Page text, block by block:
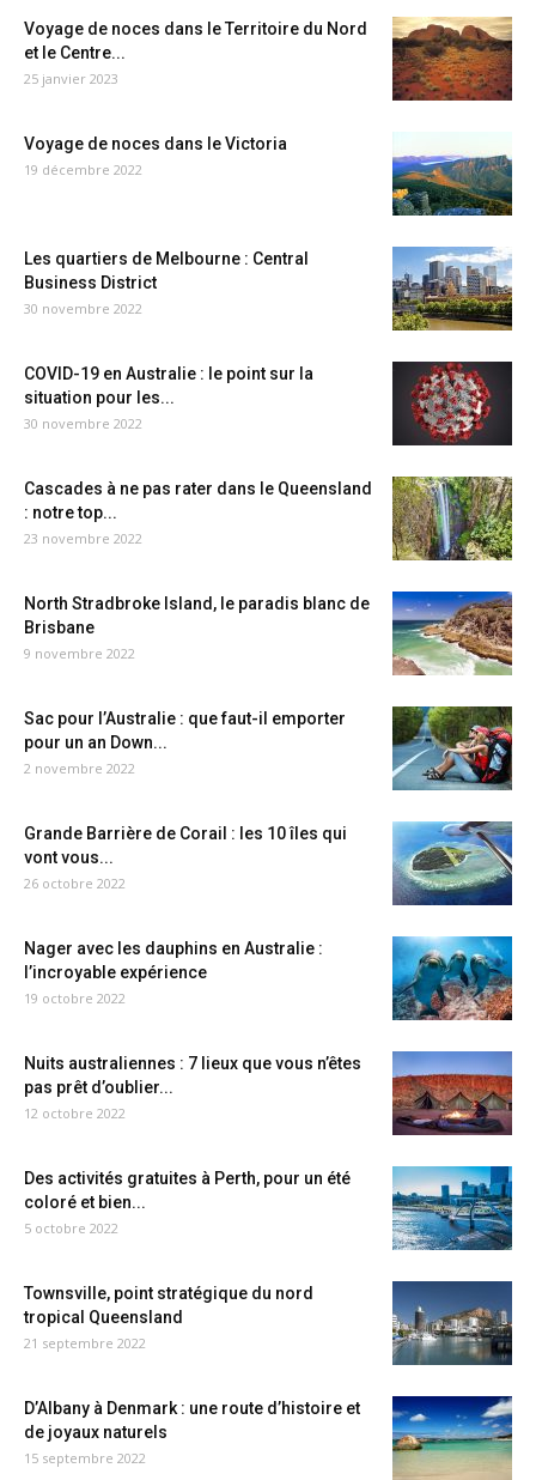
Voyage de noces dans le Territoire du Nord
et le Centre...
25 janvier 2023
Voyage de noces dans le Victoria
19 décembre 2022
Les quartiers de Melbourne : Central
Business District
30 novembre 2022
COVID-19 en Australie : le point sur la
situation pour les...
30 novembre 2022
Cascades à ne pas rater dans le Queensland
: notre top...
23 novembre 2022
North Stradbroke Island, le paradis blanc de
Brisbane
9 novembre 2022
Sac pour l’Australie : que faut-il emporter
pour un an Down...
2 novembre 2022
Grande Barrière de Corail : les 10 îles qui
vont vous...
26 octobre 2022
Nager avec les dauphins en Australie :
l’incroyable expérience
19 octobre 2022
Nuits australiennes : 7 lieux que vous n’êtes
pas prêt d’oublier...
12 octobre 2022
Des activités gratuites à Perth, pour un été
coloré et bien...
5 octobre 2022
Townsville, point stratégique du nord
tropical Queensland
21 septembre 2022
D’Albany à Denmark : une route d’histoire et
de joyaux naturels
15 septembre 2022